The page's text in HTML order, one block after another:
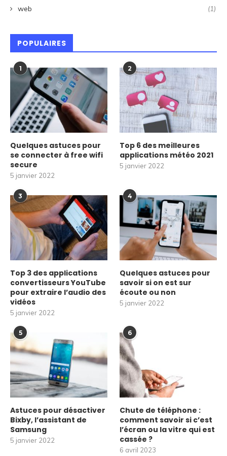
web (1)
POPULAIRES
1
Quelques astuces pour
se connecter à free wifi
secure
5 janvier 2022
2
Top 6 des meilleures
applications météo 2021
5 janvier 2022
3
Top 3 des applications
convertisseurs YouTube
pour extraire l’audio des
vidéos
5 janvier 2022
4
Quelques astuces pour
savoir si on est sur
écoute ou non
5 janvier 2022
5
Astuces pour désactiver
Bixby, l’assistant de
Samsung
5 janvier 2022
6
Chute de téléphone :
comment savoir si c’est
l’écran ou la vitre qui est
cassée ?
6 avril 2023